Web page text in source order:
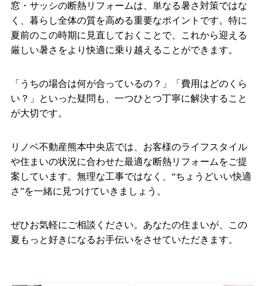
窓・サッシの断熱リフォームは、単なる暑さ対策ではな
く、暮らし全体の質を高める重要なポイントです。特に
夏前のこの時期に見直しておくことで、これから迎える
厳しい暑さをより快適に乗り越えることができます。
「うちの場合は何が合っているの？」「費用はどのくら
い？」といった疑問も、一つひとつ丁寧に解決すること
が大切です。
リノベ不動産熊本中央店では、お客様のライフスタイル
や住まいの状況に合わせた最適な断熱リフォームをご提
案しています。無理な工事ではなく、“ちょうどいい快適
さ”を一緒に見つけていきましょう。
ぜひお気軽にご相談ください。あなたの住まいが、この
夏もっと好きになるお手伝いをさせていただきます。